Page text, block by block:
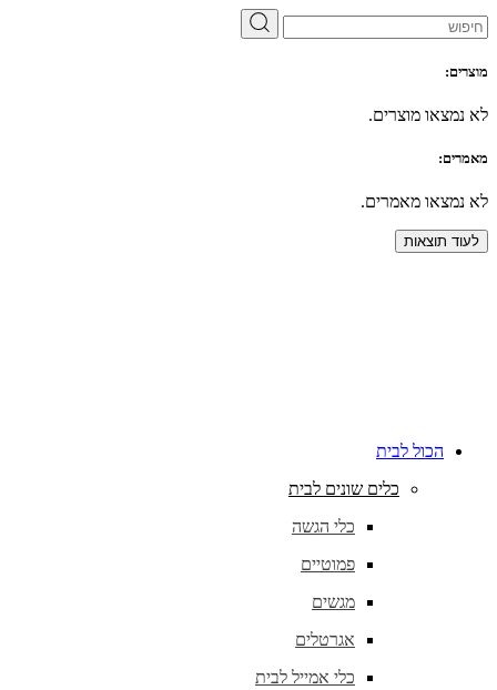
מוצרים:
לא נמצאו מוצרים.
מאמרים:
לא נמצאו מאמרים.
לעוד תוצאות
הכול לבית
כלים שונים לבית
כלי הגשה
פמוטיים
מגשים
אגרטלים
כלי אמייל לבית